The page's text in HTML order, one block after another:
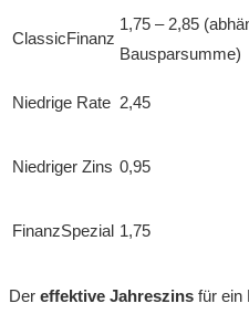
ClassicFinanz
1,75 – 2,85
Bausparsumme)
Niedrige Rate 2,45
Niedriger Zins 0,95
FinanzSpezial 1,75
Der effektive Jahreszins für ein